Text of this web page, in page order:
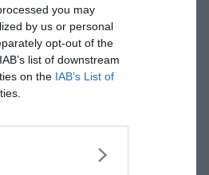
you may
by us or personal
opt-out of the
list of downstream
on the IAB’s List of